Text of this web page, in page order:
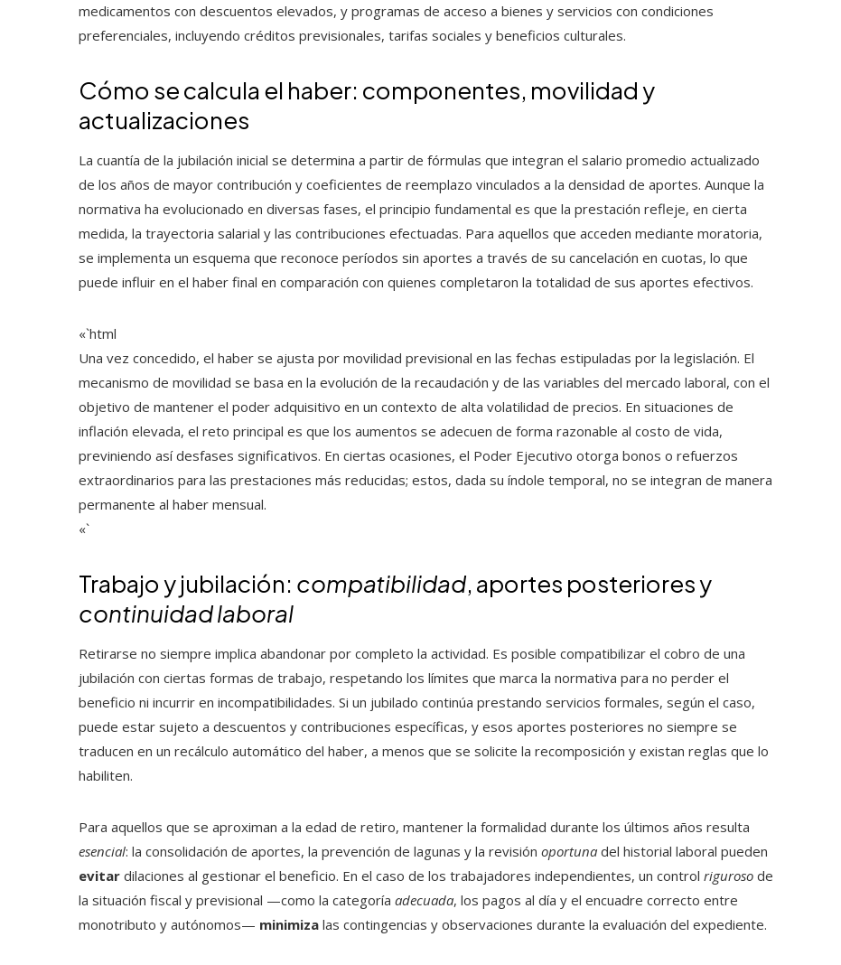
medicamentos con descuentos elevados, y programas de acceso a bienes y servicios con condiciones
preferenciales, incluyendo créditos previsionales, tarifas sociales y beneficios culturales.
Cómo se calcula el haber: componentes, movilidad y
actualizaciones
La cuantía de la jubilación inicial se determina a partir de fórmulas que integran el salario promedio actualizado
de los años de mayor contribución y coeficientes de reemplazo vinculados a la densidad de aportes. Aunque la
normativa ha evolucionado en diversas fases, el principio fundamental es que la prestación refleje, en cierta
medida, la trayectoria salarial y las contribuciones efectuadas. Para aquellos que acceden mediante moratoria,
se implementa un esquema que reconoce períodos sin aportes a través de su cancelación en cuotas, lo que
puede influir en el haber final en comparación con quienes completaron la totalidad de sus aportes efectivos.
«`html
Una vez concedido, el haber se ajusta por movilidad previsional en las fechas estipuladas por la legislación. El
mecanismo de movilidad se basa en la evolución de la recaudación y de las variables del mercado laboral, con el
objetivo de mantener el poder adquisitivo en un contexto de alta volatilidad de precios. En situaciones de
inflación elevada, el reto principal es que los aumentos se adecuen de forma razonable al costo de vida,
previniendo así desfases significativos. En ciertas ocasiones, el Poder Ejecutivo otorga bonos o refuerzos
extraordinarios para las prestaciones más reducidas; estos, dada su índole temporal, no se integran de manera
permanente al haber mensual.
«`
Trabajo y jubilación: compatibilidad, aportes posteriores y
continuidad laboral
Retirarse no siempre implica abandonar por completo la actividad. Es posible compatibilizar el cobro de una
jubilación con ciertas formas de trabajo, respetando los límites que marca la normativa para no perder el
beneficio ni incurrir en incompatibilidades. Si un jubilado continúa prestando servicios formales, según el caso,
puede estar sujeto a descuentos y contribuciones específicas, y esos aportes posteriores no siempre se
traducen en un recálculo automático del haber, a menos que se solicite la recomposición y existan reglas que lo
habiliten.
Para aquellos que se aproximan a la edad de retiro, mantener la formalidad durante los últimos años resulta
esencial: la consolidación de aportes, la prevención de lagunas y la revisión oportuna del historial laboral pueden
evitar dilaciones al gestionar el beneficio. En el caso de los trabajadores independientes, un control riguroso de
la situación fiscal y previsional —como la categoría adecuada, los pagos al día y el encuadre correcto entre
monotributo y autónomos— minimiza las contingencias y observaciones durante la evaluación del expediente.